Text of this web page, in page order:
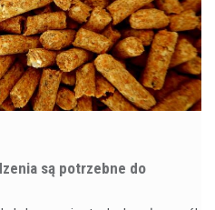
są potrzebne do